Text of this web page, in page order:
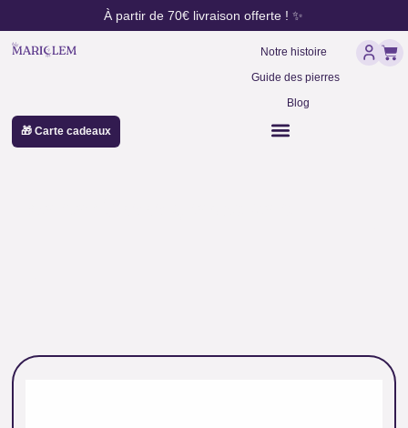
au
contenu
À partir de 70€ livraison offerte ! ✨
Notre histoire
Guide des pierres
Blog
🎁 Carte cadeaux